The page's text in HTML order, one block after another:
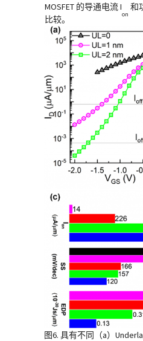
MOSFET 的导通电流 I
on
和
比较。
图6. 具有不同（a）